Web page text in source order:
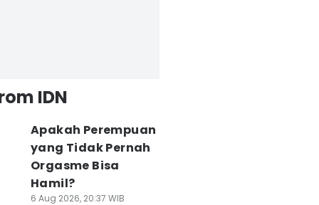
IDN
Apakah Perempuan
yang Tidak Pernah
Orgasme Bisa
Hamil?
6 Aug 2026, 20:37 WIB